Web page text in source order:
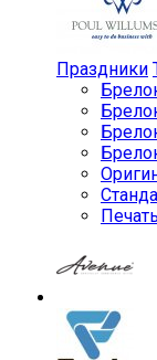
Праздники